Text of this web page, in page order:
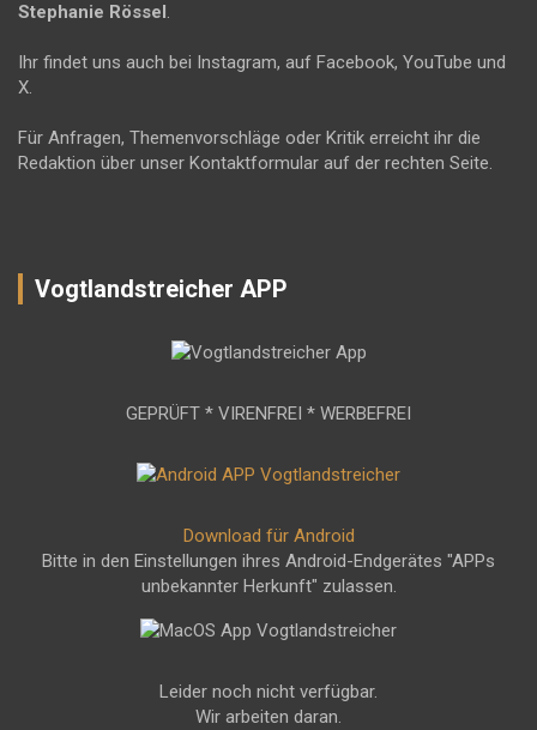
Stephanie Rössel .
Ihr findet uns auch bei Instagram, auf Facebook, YouTube und
X.
Für Anfragen, Themenvorschläge oder Kritik erreicht ihr die
Redaktion über unser Kontaktformular auf der rechten Seite.
Vogtlandstreicher APP
GEPRÜFT * VIRENFREI * WERBEFREI
Download für Android
Bitte in den Einstellungen ihres Android-Endgerätes "APPs
unbekannter Herkunft" zulassen.
Leider noch nicht verfügbar.
Wir arbeiten daran.